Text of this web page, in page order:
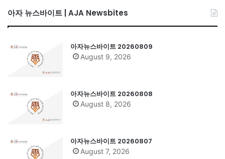
아자 뉴스바이트 | AJA Newsbites
아자뉴스바이트 20260809
August 9, 2026
아자뉴스바이트 20260808
August 8, 2026
아자뉴스바이트 20260807
August 7, 2026